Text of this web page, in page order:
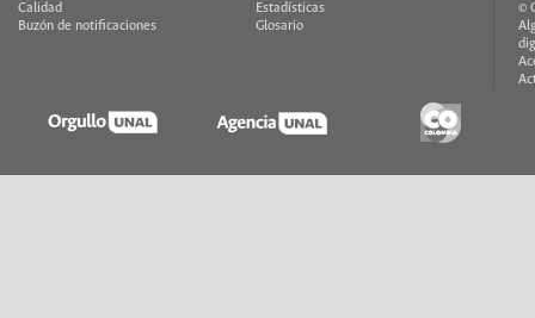
Calidad
Buzón de notificaciones
Estadísticas
Glosario
©